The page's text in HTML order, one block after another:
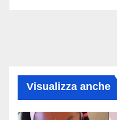
Visualizza anche